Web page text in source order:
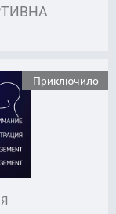
Приключило